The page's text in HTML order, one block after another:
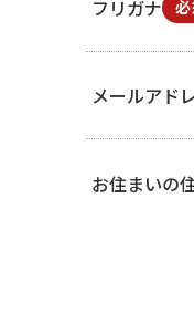
フリガナ
メールアド
お住まいの